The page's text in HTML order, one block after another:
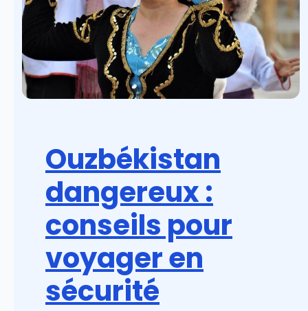
Ouzbékistan
dangereux :
conseils pour
voyager en
sécurité